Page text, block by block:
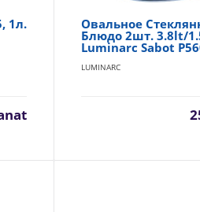
В
мл
1л. Овальное
Блюдо 2шт. 3.8lt/
Luminarc Sabot
LUMINARC